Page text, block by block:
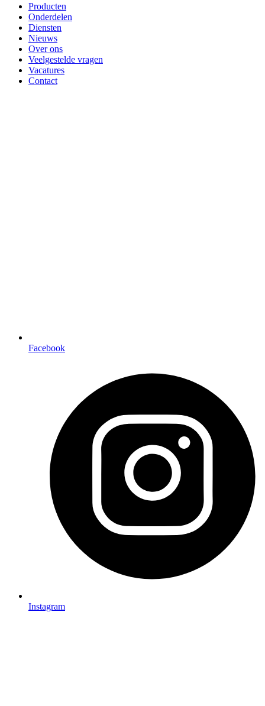
Producten
Onderdelen
Diensten
Nieuws
Over ons
Veelgestelde vragen
Vacatures
Contact
Facebook
Instagram